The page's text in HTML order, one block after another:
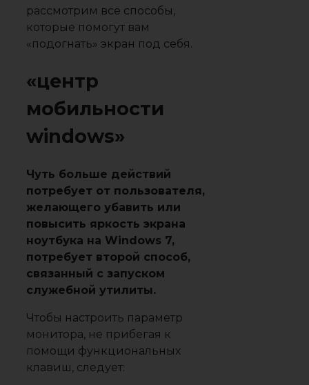
рассмотрим все способы,
которые помогут вам
«подогнать» экран под себя.
«центр
мобильности
windows»
Чуть больше действий
потребует от пользователя,
желающего убавить или
повысить яркость экрана
ноутбука на Windows 7,
потребует второй способ,
связанный с запуском
служебной утилиты.
Чтобы настроить параметр
монитора, не прибегая к
помощи функциональных
клавиш, следует: